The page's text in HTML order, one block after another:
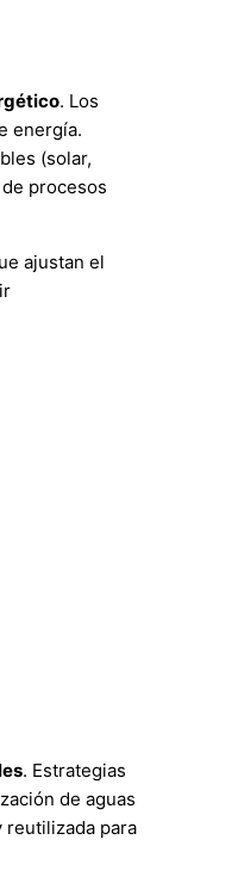
. Los
energía.
(solar,
procesos
ajustan el
. Estrategias
de aguas
reutilizada para